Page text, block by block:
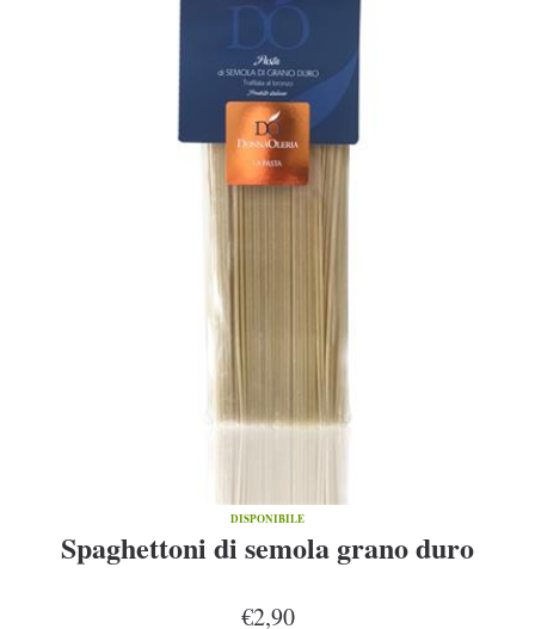
DISPONIBILE
Spaghettoni di semola grano duro
€2,90